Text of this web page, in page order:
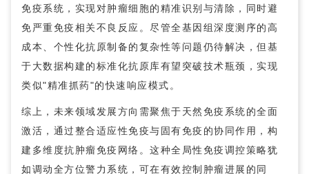
免疫系统，实现对肿瘤细胞的精准识别与清除，同时避
免严重免疫相关不良反应。尽管全基因组深度测序的高
成本、个性化抗原制备的复杂性等问题仍待解决，但基
于大数据构建的标准化抗原库有望突破技术瓶颈，实现
类似"精准抓药"的快速响应模式。
综上，未来领域发展方向需聚焦于天然免疫系统的全面
激活，通过整合适应性免疫与固有免疫的协同作用，构
建多维度抗肿瘤免疫网络。这种全局性免疫调控策略犹
如调动全方位警力系统，可在有效控制肿瘤进展的同